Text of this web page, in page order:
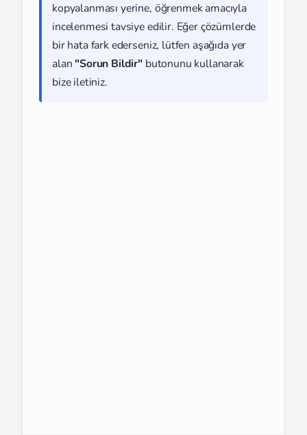
kopyalanması yerine, öğrenmek amacıyla
incelenmesi tavsiye edilir. Eğer çözümlerde
bir hata fark ederseniz, lütfen aşağıda yer
alan "Sorun Bildir" butonunu kullanarak
bize iletiniz.